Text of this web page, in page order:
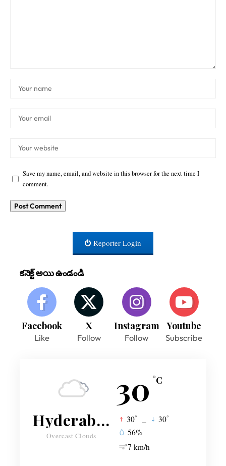
Save my name, email, and website in this browser for the next time I
comment.
Reporter Login
కనెక్ట్ అయి ఉండండి
Facebook
Like
X
Follow
Instagram
Follow
Youtube
Subscribe
30 °C
Hyderabad
Overcast Clouds
30° 30°
56%
7 km/h